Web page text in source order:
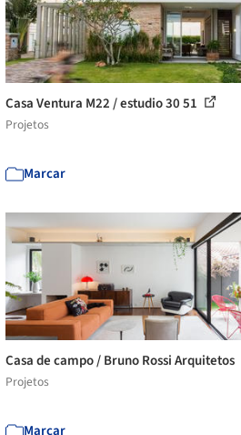
Casa Ventura M22 / estudio 30 51
Projetos
Marcar
Casa de campo / Bruno Rossi Arquitetos
Projetos
Marcar